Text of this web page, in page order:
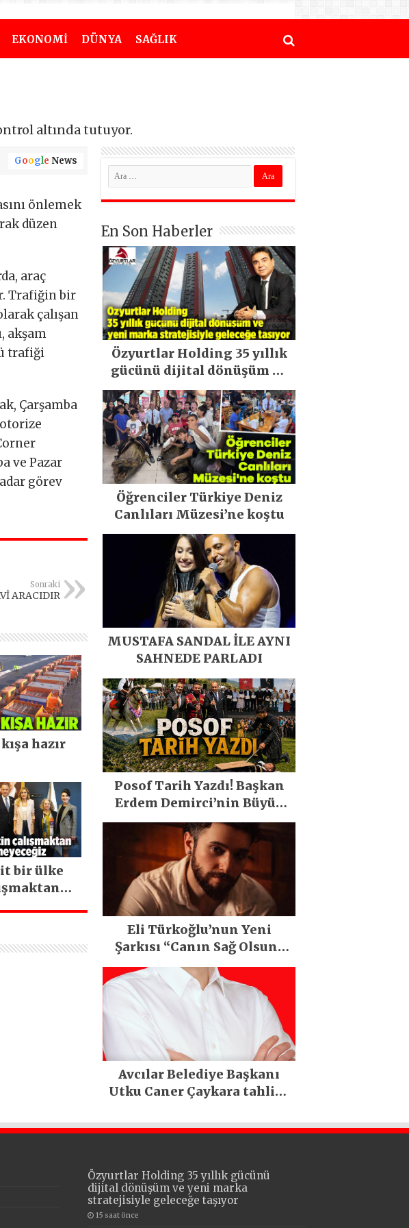
EKONOMİ DÜNYA SAĞLIK
altında tutuyor.
Google News
önlemek
düzen
araç
Trafiğin bir
çalışan
akşam
trafiği
Çarşamba
ve Pazar
görev
Sonraki
ARACIDIR
hazır
bir ülke
En Son Haberler
Özyurtlar Holding 35 yıllık
gücünü dijital dönüşüm ve
yeni marka stratejisiyle
geleceğe taşıyor
Öğrenciler Türkiye Deniz
Canlıları Müzesi’ne koştu
MUSTAFA SANDAL İLE AYNI
SAHNEDE PARLADI
Posof Tarih Yazdı! Başkan
Erdem Demirci’nin Büyük
Emeğiyle Son Yılların En
Büyük Festivali Gerçekleşti
Eli Türkoğlu’nun Yeni
Şarkısı “Canın Sağ Olsun”
Büyük İlgi Gördü!..
Avcılar Belediye Başkanı
Utku Caner Çaykara tahliye
Özyurtlar Holding 35 yıllık gücünü
dijital dönüşüm ve yeni marka
stratejisiyle geleceğe taşıyor
15 saat önce